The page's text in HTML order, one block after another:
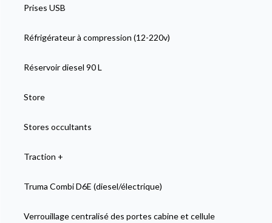
Prises USB
Réfrigérateur à compression (12-220v)
Réservoir diesel 90 L
Store
Stores occultants
Traction +
Truma Combi D6E (diesel/électrique)
Verrouillage centralisé des portes cabine et cellule